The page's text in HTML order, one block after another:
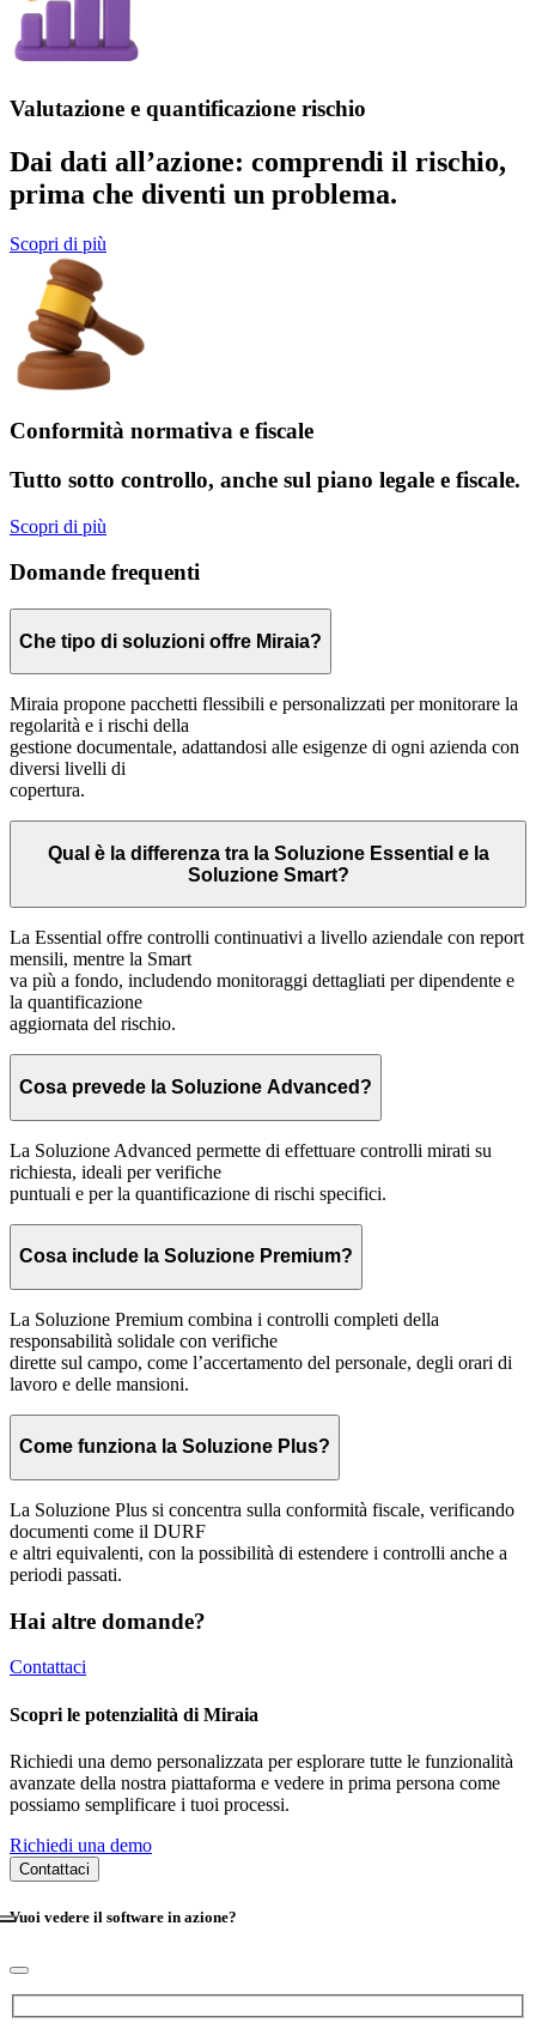
Valutazione e quantificazione rischio
Dai dati all’azione: comprendi il rischio,
prima che diventi un problema.
Scopri di più
Conformità normativa e fiscale
Tutto sotto controllo, anche sul piano legale e fiscale.
Scopri di più
Domande frequenti
Che tipo di soluzioni offre Miraia?
Miraia propone pacchetti flessibili e personalizzati per monitorare la
regolarità e i rischi della
gestione documentale, adattandosi alle esigenze di ogni azienda con
diversi livelli di
copertura.
Qual è la differenza tra la Soluzione Essential e la
Soluzione Smart?
La Essential offre controlli continuativi a livello aziendale con report
mensili, mentre la Smart
va più a fondo, includendo monitoraggi dettagliati per dipendente e
la quantificazione
aggiornata del rischio.
Cosa prevede la Soluzione Advanced?
La Soluzione Advanced permette di effettuare controlli mirati su
richiesta, ideali per verifiche
puntuali e per la quantificazione di rischi specifici.
Cosa include la Soluzione Premium?
La Soluzione Premium combina i controlli completi della
responsabilità solidale con verifiche
dirette sul campo, come l’accertamento del personale, degli orari di
lavoro e delle mansioni.
Come funziona la Soluzione Plus?
La Soluzione Plus si concentra sulla conformità fiscale, verificando
documenti come il DURF
e altri equivalenti, con la possibilità di estendere i controlli anche a
periodi passati.
Hai altre domande?
Contattaci
Scopri le potenzialità di Miraia
Richiedi una demo personalizzata per esplorare tutte le funzionalità
avanzate della nostra piattaforma e vedere in prima persona come
possiamo semplificare i tuoi processi.
Richiedi una demo
Contattaci
Vuoi vedere il software in azione?